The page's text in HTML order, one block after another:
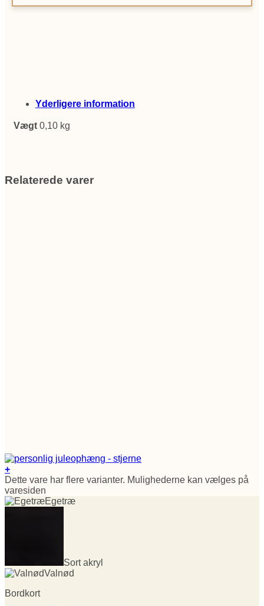
Yderligere information
Vægt 0,10 kg
Relaterede varer
+
Dette vare har flere varianter. Mulighederne kan vælges på
varesiden
Egetræ
Sort akryl
Valnød
Bordkort